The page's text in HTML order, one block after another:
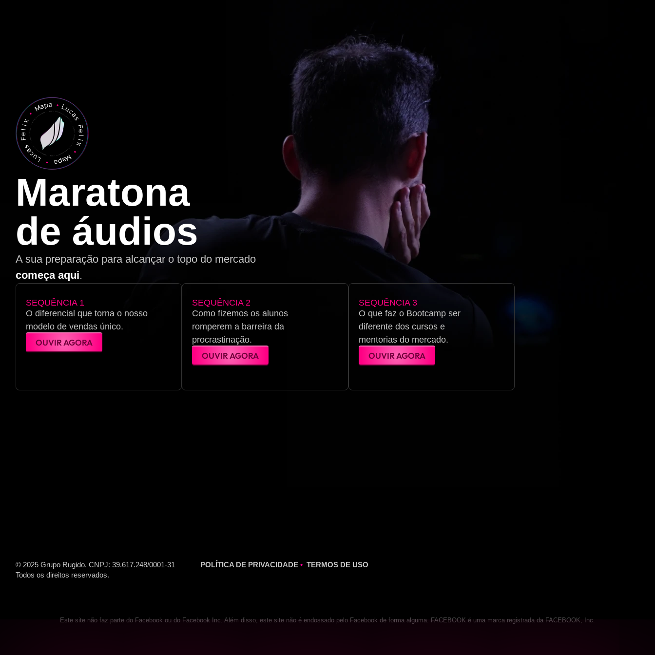
Maratona
de áudios
A sua preparação para alcançar o topo do mercado
começa aqui.
SEQUÊNCIA 1
O diferencial que torna o nosso
modelo de vendas único.
OUVIR AGORA
SEQUÊNCIA 2
Como fizemos os alunos
romperem a barreira da
procrastinação.
OUVIR AGORA
SEQUÊNCIA 3
O que faz o Bootcamp ser
diferente dos cursos e
mentorias do mercado.
OUVIR AGORA
© 2025 Grupo Rugido. CNPJ: 39.617.248/0001-31
Todos os direitos reservados.
POLÍTICA DE PRIVACIDADE • TERMOS DE USO
Este site não faz parte do Facebook ou do Facebook Inc. Além disso, este site não é endossado pelo Facebook de forma alguma. FACEBOOK é uma marca registrada da FACEBOOK, Inc.